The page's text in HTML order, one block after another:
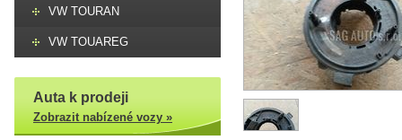
VW TOURAN
VW TOUAREG
Auta k prodeji
Zobrazit nabízené vozy »